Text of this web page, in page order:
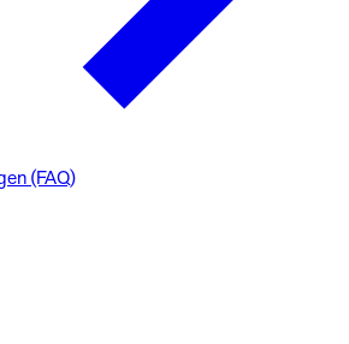
(FAQ)